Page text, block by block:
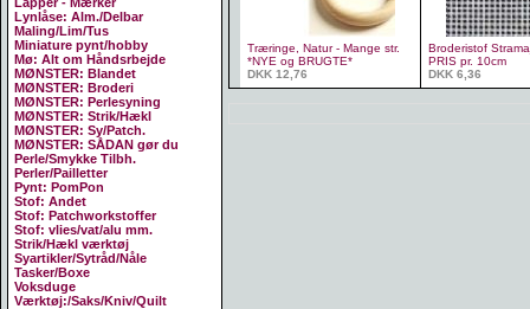
Lynlåse: Alm./Delbar
Maling/Lim/Tus
Miniature pynt/hobby
Mø: Alt om Håndsrbejde
MØNSTER: Blandet
MØNSTER: Broderi
MØNSTER: Perlesyning
MØNSTER: Strik/Hækl
MØNSTER: Sy/Patch.
MØNSTER: SÅDAN gør du
Perle/Smykke Tilbh.
Perler/Pailletter
Pynt: PomPon
Stof: Andet
Stof: Patchworkstoffer
Stof: vlies/vat/alu mm.
Strik/Hækl værktøj
Syartikler/Sytråd/Nåle
Tasker/Boxe
Voksduge
Værktøj:/Saks/Kniv/Quilt
Træringe, Natur - Mange str.
*NYE og BRUGTE*
DKK 12,76
Broderistof
PRIS pr. 10cm
DKK 6,36